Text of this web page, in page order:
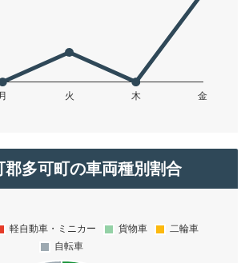
郡多可町の車両種別割合